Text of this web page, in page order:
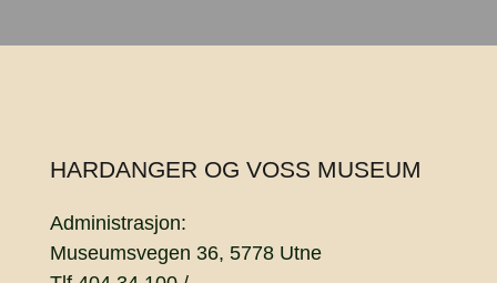
HARDANGER OG VOSS MUSEUM
Administrasjon:
Museumsvegen 36, 5778 Utne